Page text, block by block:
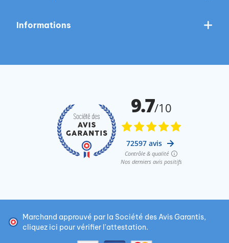
Informations
Marchand approuvé par la Société des Avis Garantis,
cliquez ici pour vérifier l'attestation.